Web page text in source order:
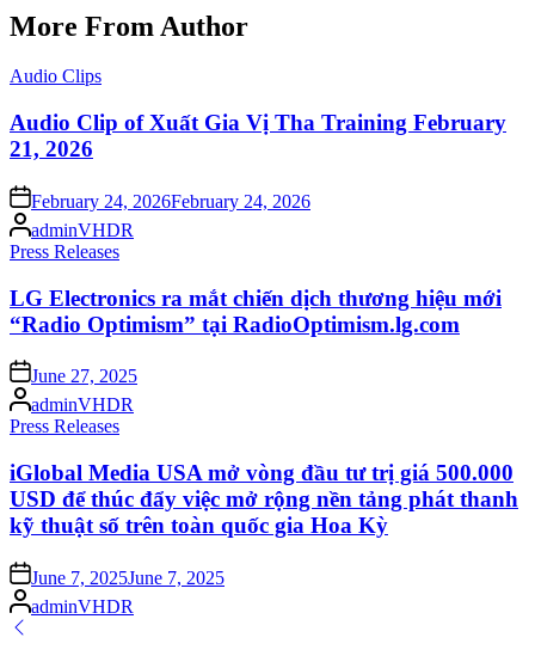
More From Author
Posted
Audio Clips
Audio Clip of Xuất Gia Vị Tha Training February
21, 2026
Posted
on
February 24, 2026February 24, 2026
Posted
by
adminVHDR
Posted
Press Releases
LG Electronics ra mắt chiến dịch thương hiệu mới
“Radio Optimism” tại RadioOptimism.lg.com
Posted
on
June 27, 2025
Posted
by
adminVHDR
Posted
Press Releases
iGlobal Media USA mở vòng đầu tư trị giá 500.000
USD để thúc đẩy việc mở rộng nền tảng phát thanh
kỹ thuật số trên toàn quốc gia Hoa Kỳ
Posted
on
June 7, 2025June 7, 2025
Posted
by
adminVHDR